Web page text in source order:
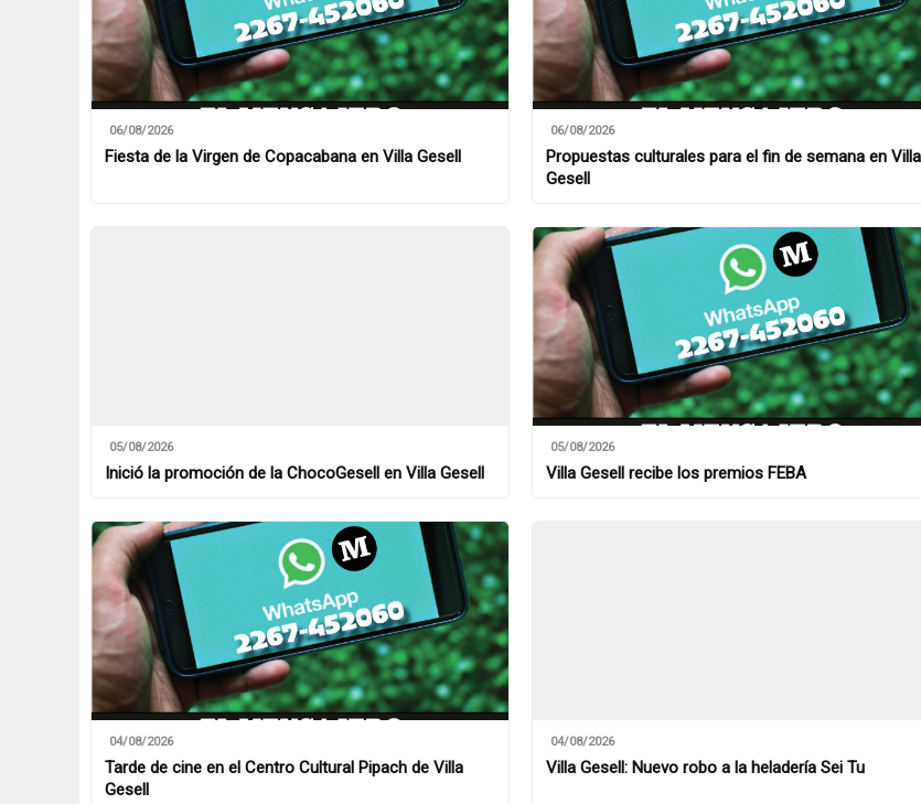
06/08/2026
Fiesta de la Virgen de Copacabana en Villa Gesell
06/08/2026
Propuestas culturales para el fin de semana en Villa
Gesell
05/08/2026
Inició la promoción de la ChocoGesell en Villa Gesell
05/08/2026
Villa Gesell recibe los premios FEBA
04/08/2026
Tarde de cine en el Centro Cultural Pipach de Villa
Gesell
04/08/2026
Villa Gesell: Nuevo robo a la heladería Sei Tu